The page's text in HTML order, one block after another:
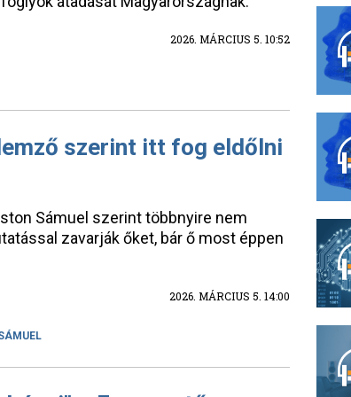
2026. MÁRCIUS 5. 10:52
szerint itt fog eldőlni
Sámuel szerint többnyire nem
zavarják őket, bár ő most éppen
2026. MÁRCIUS 5. 14:00